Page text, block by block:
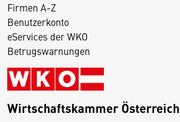
Firmen A-Z
Benutzerkonto
eServices der WKO
Betrugswarnungen
Wirtschaftskammer Österreich